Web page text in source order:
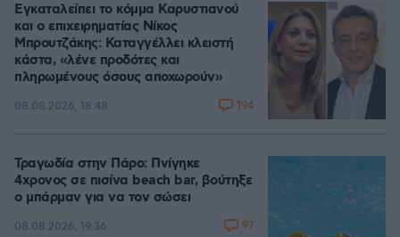
Εγκαταλείπει το κόμμα Καρυστιανού
και ο επιχειρηματίας Νίκος
Μπρουτζάκης: Καταγγέλλει κλειστή
κάστα, «λένε προδότες και
πληρωμένους όσους αποχωρούν»
08.08.2026, 18:48 194
Τραγωδία στην Πάρο: Πνίγηκε
4χρονος σε πισίνα beach bar, βούτηξε
ο μπάρμαν για να τον σώσει
08.08.2026, 19:36 97